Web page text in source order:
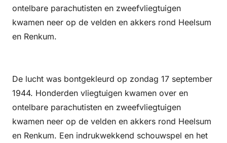
ontelbare parachutisten en zweefvliegtuigen
kwamen neer op de velden en akkers rond Heelsum
en Renkum.
De lucht was bontgekleurd op zondag 17 september
1944. Honderden vliegtuigen kwamen over en
ontelbare parachutisten en zweefvliegtuigen
kwamen neer op de velden en akkers rond Heelsum
en Renkum. Een indrukwekkend schouwspel en het